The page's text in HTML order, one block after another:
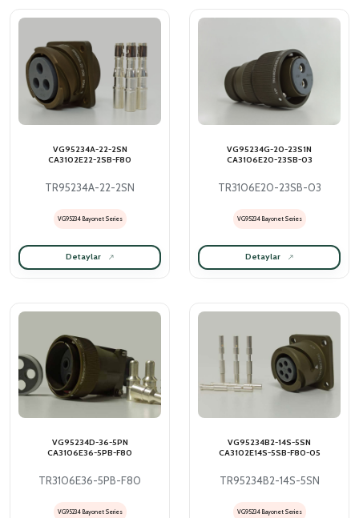
VG95234A-22-2SN
CA3102E22-2SB-F80
TR95234A-22-2SN
VG95234 Bayonet Series
Detaylar
VG95234G-20-23S1N
CA3106E20-23SB-03
TR3106E20-23SB-03
VG95234 Bayonet Series
Detaylar
VG95234D-36-5PN
CA3106E36-5PB-F80
TR3106E36-5PB-F80
VG95234 Bayonet Series
VG95234B2-14S-5SN
CA3102E14S-5SB-F80-05
TR95234B2-14S-5SN
VG95234 Bayonet Series